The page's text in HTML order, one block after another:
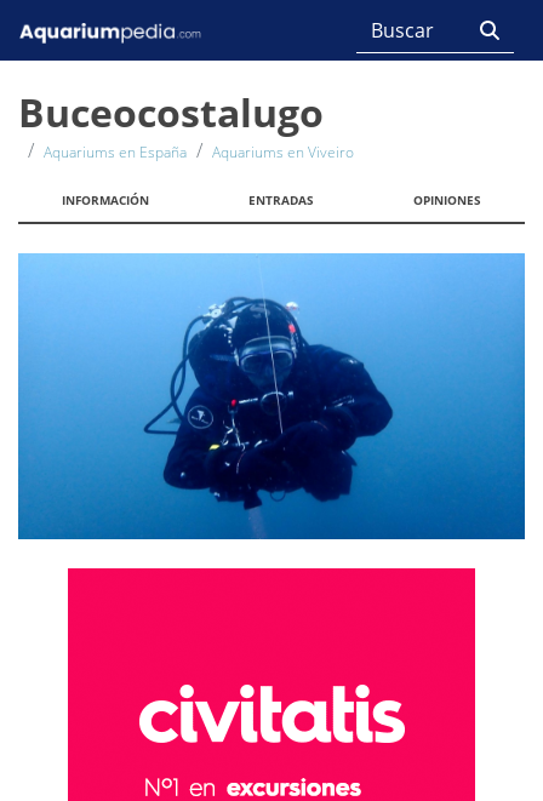
Buceocostalugo
Aquariums en España Aquariums en Viveiro
INFORMACIÓN ENTRADAS OPINIONES